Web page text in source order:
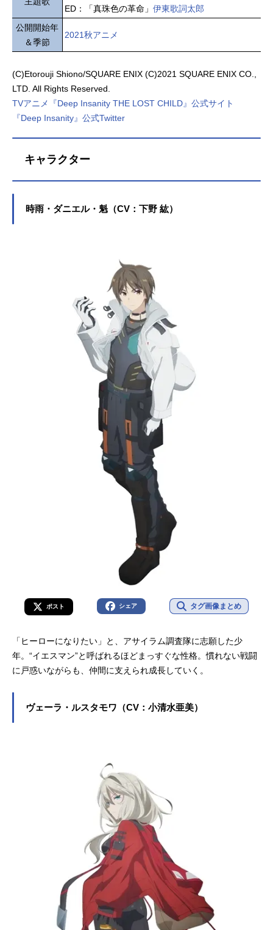
ED：「真珠色の革命」 伊東歌詞太郎
公開開始年
＆季節
2021秋アニメ
(C)Etorouji Shiono/SQUARE ENIX (C)2021 SQUARE ENIX CO.,
LTD. All Rights Reserved.
TVアニメ『Deep Insanity THE LOST CHILD』公式サイト
『Deep Insanity』公式Twitter
キャラクター
時雨・ダニエル・魁（CV：下野 紘）
ポスト シェア タグ画像まとめ
「ヒーローになりたい」と、アサイラム調査隊に志願した少
年。“イエスマン”と呼ばれるほどまっすぐな性格。慣れない戦闘
に戸惑いながらも、仲間に支えられ成長していく。
ヴェーラ・ルスタモワ（CV：小清水亜美）